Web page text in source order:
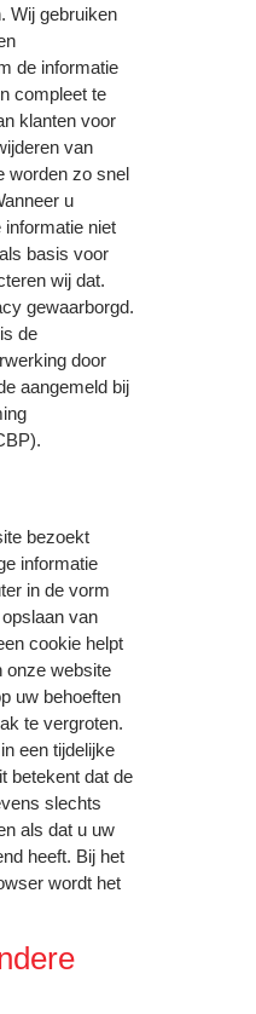
Wij gebruiken
de informatie
compleet te
klanten voor
van
worden zo snel
u
informatie niet
basis voor
wij dat.
gewaarborgd.
de
door
aangemeld bij
bezoekt
informatie
in de vorm
van
cookie helpt
onze website
uw behoeften
te vergroten.
een tijdelijke
betekent dat de
slechts
als dat u uw
heeft. Bij het
wordt het